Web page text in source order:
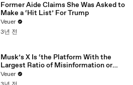
Former Aide Claims She Was Asked to
Make a ‘Hit List’ For Trump
Veuer
3년 전
Musk’s X Is ‘the Platform With the
Largest Ratio of Misinformation or
Disinformation’ Amongst All Social
Media Platforms
Veuer